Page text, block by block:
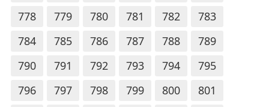
778
779 780 781 782
783
784
785 786 787 788
789
790
791 792 793 794
795
796
797 798 799 800
801